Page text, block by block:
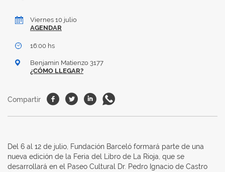
Viernes 10 julio
AGENDAR
16:00 hs
Benjamin Matienzo 3177
¿CÓMO LLEGAR?
Compartir Facebook
TwitterLinkedin
Whatsapp
Del 6 al 12 de julio, Fundación Barceló formará parte de una
nueva edición de la Feria del Libro de La Rioja, que se
desarrollará en el Paseo Cultural Dr. Pedro Ignacio de Castro